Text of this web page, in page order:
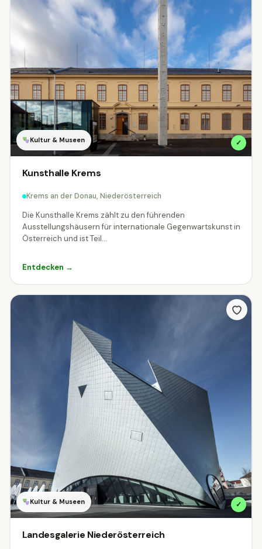
Kultur & Museen ✓
Kunsthalle Krems
Krems an der Donau, Niederösterreich
Die Kunsthalle Krems zählt zu den führenden
Ausstellungshäusern für internationale Gegenwartskunst in
Österreich und ist Teil...
Entdecken →
Kultur & Museen ✓
Landesgalerie Niederösterreich